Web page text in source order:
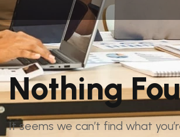
Nothing
It seems we can’t find what